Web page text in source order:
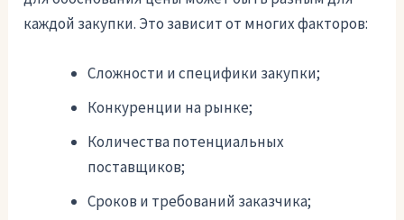
каждой закупки. Это зависит от многих факторов:
Сложности и специфики закупки;
Конкуренции на рынке;
Количества потенциальных
поставщиков;
Сроков и требований заказчика;